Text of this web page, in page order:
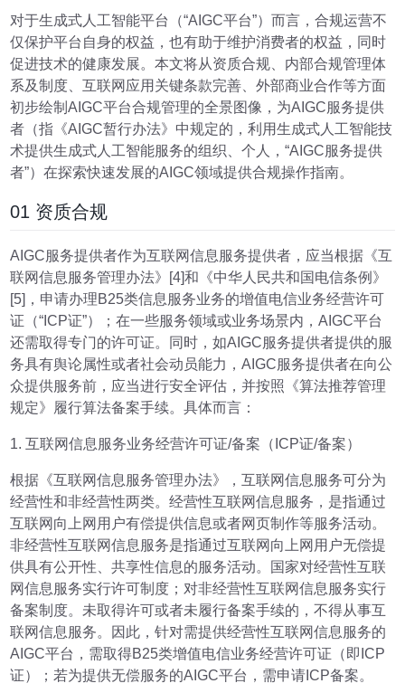
对于生成式人工智能平台（“AIGC平台”）而言，合规运营不
仅保护平台自身的权益，也有助于维护消费者的权益，同时
促进技术的健康发展。本文将从资质合规、内部合规管理体
系及制度、互联网应用关键条款完善、外部商业合作等方面
初步绘制AIGC平台合规管理的全景图像，为AIGC服务提供
者（指《AIGC暂行办法》中规定的，利用生成式人工智能技
术提供生成式人工智能服务的组织、个人，“AIGC服务提供
者”）在探索快速发展的AIGC领域提供合规操作指南。
01 资质合规
AIGC服务提供者作为互联网信息服务提供者，应当根据《互
联网信息服务管理办法》[4]和《中华人民共和国电信条例》
[5]，申请办理B25类信息服务业务的增值电信业务经营许可
证（“ICP证”）；在一些服务领域或业务场景内，AIGC平台
还需取得专门的许可证。同时，如AIGC服务提供者提供的服
务具有舆论属性或者社会动员能力，AIGC服务提供者在向公
众提供服务前，应当进行安全评估，并按照《算法推荐管理
规定》履行算法备案手续。具体而言：
1. 互联网信息服务业务经营许可证/备案（ICP证/备案）
根据《互联网信息服务管理办法》，互联网信息服务可分为
经营性和非经营性两类。经营性互联网信息服务，是指通过
互联网向上网用户有偿提供信息或者网页制作等服务活动。
非经营性互联网信息服务是指通过互联网向上网用户无偿提
供具有公开性、共享性信息的服务活动。国家对经营性互联
网信息服务实行许可制度；对非经营性互联网信息服务实行
备案制度。未取得许可或者未履行备案手续的，不得从事互
联网信息服务。因此，针对需提供经营性互联网信息服务的
AIGC平台，需取得B25类增值电信业务经营许可证（即ICP
证）；若为提供无偿服务的AIGC平台，需申请ICP备案。